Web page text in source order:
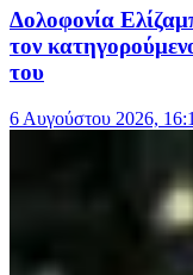
Δολοφονία
τον
του
6 Αυγούστου 2026,